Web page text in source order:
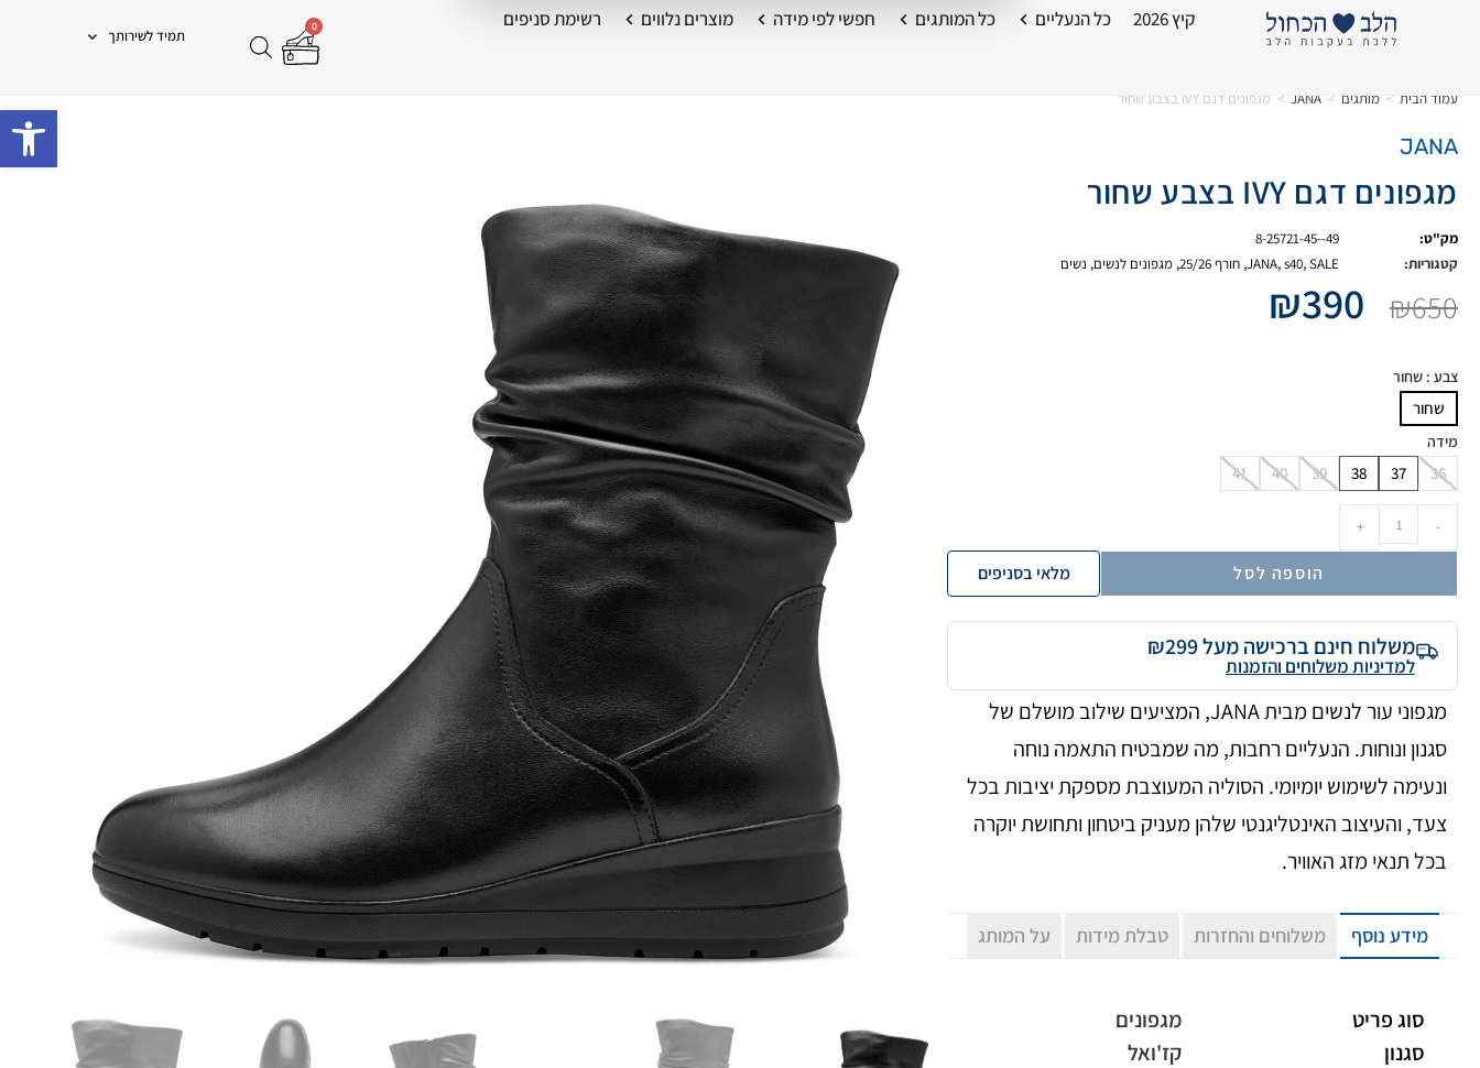
קיץ 2026 כל הנעליים כל המותגים חפשי לפי מידה מוצרים נלווים רשימת סניפים 0
תמיד לשירותך
עמוד הבית > מותגים >
JANA
> מגפונים דגם IVY בצבע שחור
JANA
מגפונים דגם IVY בצבע שחור
מק"ט:
8-25721-45--49
קטגוריות:
JANA,s40,SALE
, חורף 25/26 , מגפונים לנשים, נשים
₪650
₪390
צבע : שחור
שחור
מידה
36
37
38
39
40
41
-
+
הוספה לסל מלאי בסניפים
משלוח חינם ברכישה מעל ₪299
למדיניות משלוחים והזמנות
מגפוני עור לנשים מבית JANA, המציעים שילוב מושלם של
סגנון ונוחות. הנעליים רחבות, מה שמבטיח התאמה נוחה
ונעימה לשימוש יומיומי. הסוליה המעוצבת מספקת יציבות בכל
צעד, והעיצוב האינטליגנטי שלהן מעניק ביטחון ותחושת יוקרה
בכל תנאי מזג האוויר.
מידע נוסף משלוחים והחזרות טבלת מידות על המותג
סוג פריט
מגפונים
סגנון
קז'ואל